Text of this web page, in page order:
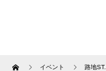
Home イベント 路地